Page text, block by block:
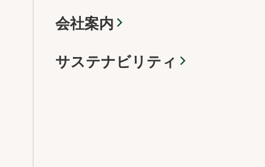
会社案内
サステナビリティ